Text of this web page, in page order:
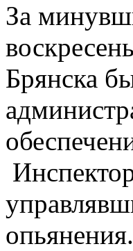
За
Брянска
опьянения.